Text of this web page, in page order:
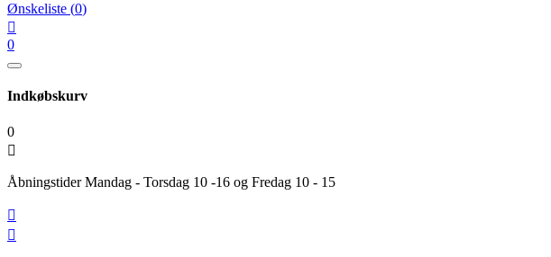
Ønskeliste (0)

0
Indkøbskurv
0

Åbningstider Mandag - Torsdag 10 -16 og Fredag 10 - 15

